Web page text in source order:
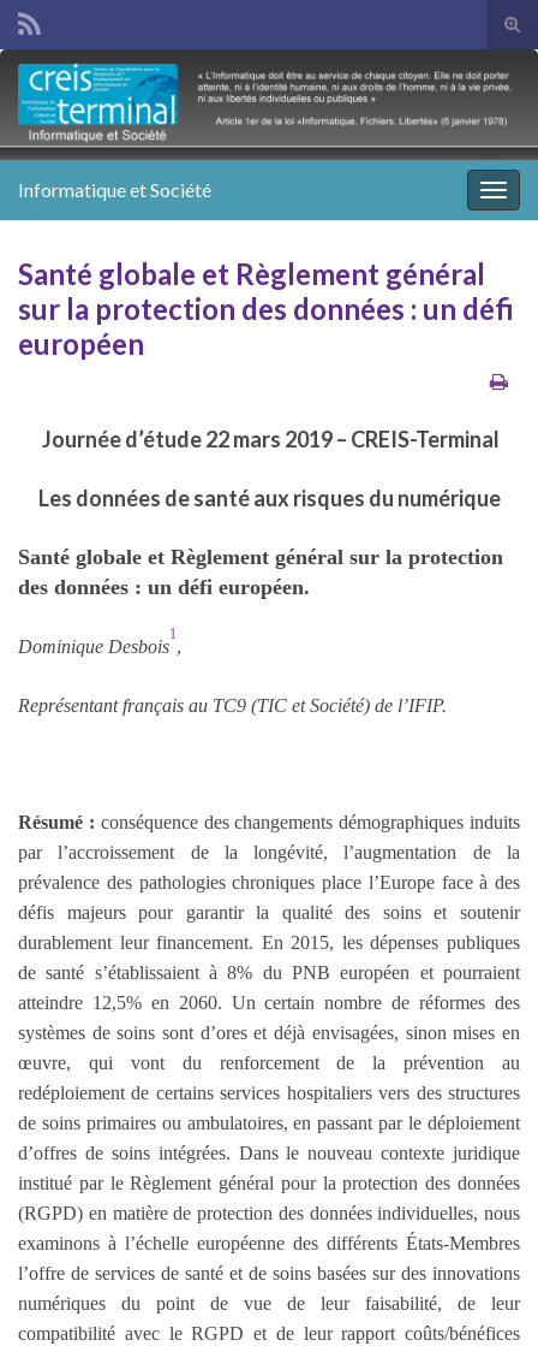
Search for:
Informatique et Société
Santé globale et Règlement général
sur la protection des données : un défi
européen
Journée d’étude 22 mars 2019 – CREIS-Terminal
Les données de santé aux risques du numérique
Santé globale et Règlement général sur la protection
des données : un défi européen.
Dominique Desbois
1
,
Représentant français au TC9 (TIC et Société) de l’IFIP.
Résumé : conséquence des changements démographiques induits
par l’accroissement de la longévité, l’augmentation de la
prévalence des pathologies chroniques place l’Europe face à des
défis majeurs pour garantir la qualité des soins et soutenir
durablement leur financement. En 2015, les dépenses publiques
de santé s’établissaient à 8% du PNB européen et pourraient
atteindre 12,5% en 2060. Un certain nombre de réformes des
systèmes de soins sont d’ores et déjà envisagées, sinon mises en
œuvre, qui vont du renforcement de la prévention au
redéploiement de certains services hospitaliers vers des structures
de soins primaires ou ambulatoires, en passant par le déploiement
d’offres de soins intégrées. Dans le nouveau contexte juridique
institué par le Règlement général pour la protection des données
(RGPD) en matière de protection des données individuelles, nous
examinons à l’échelle européenne des différents États-Membres
l’offre de services de santé et de soins basées sur des innovations
numériques du point de vue de leur faisabilité, de leur
compatibilité avec le RGPD et de leur rapport coûts/bénéfices